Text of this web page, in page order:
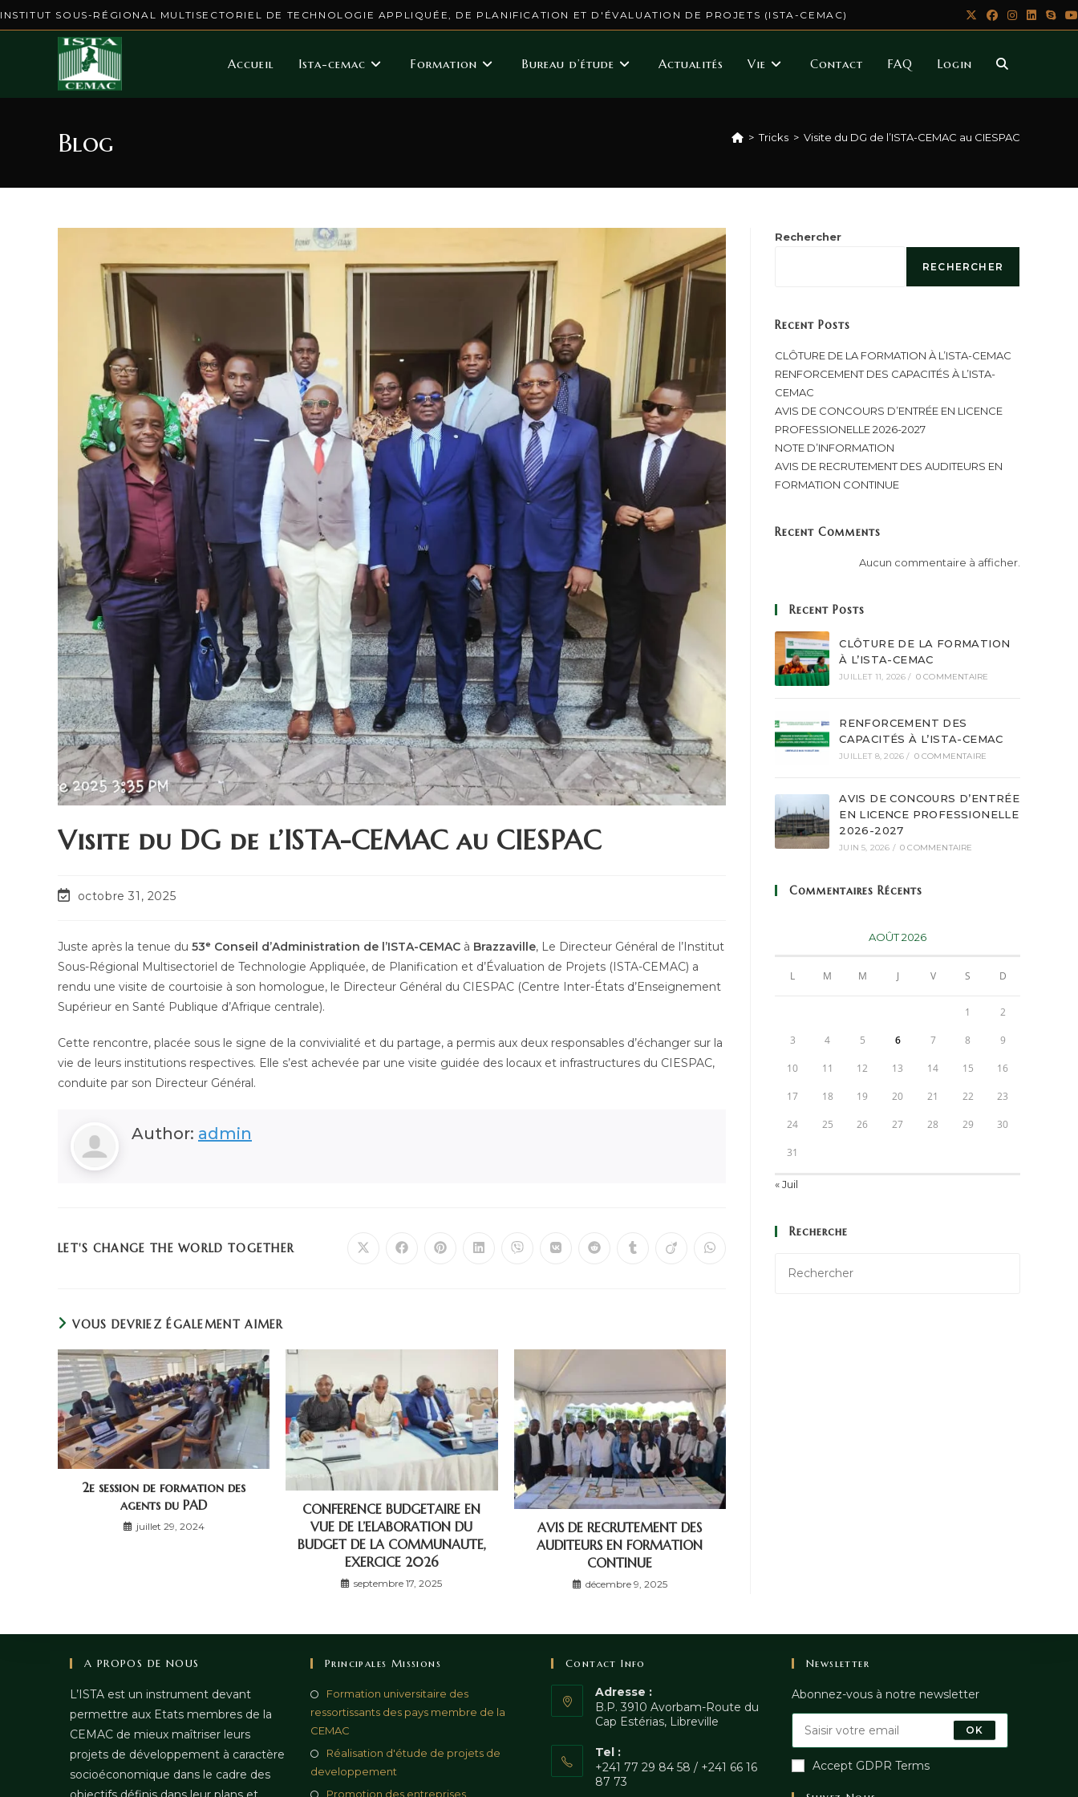
INSTITUT SOUS-RÉGIONAL MULTISECTORIEL DE TECHNOLOGIE APPLIQUÉE, DE PLANIFICATION ET D'ÉVALUATION DE PROJETS (ISTA-CEMAC)
Accueil Ista-cemac Formation Bureau d’étude Actualités Vie Contact FAQ Login
Blog > Tricks > Visite du DG de l’ISTA-CEMAC au CIESPAC
Visite du DG de l’ISTA-CEMAC au CIESPAC
octobre 31, 2025
Juste après la tenue du 53ᵉ Conseil d’Administration de l’ISTA-CEMAC à Brazzaville, Le Directeur Général de l’Institut
Sous-Régional Multisectoriel de Technologie Appliquée, de Planification et d’Évaluation de Projets (ISTA-CEMAC) a
rendu une visite de courtoisie à son homologue, le Directeur Général du CIESPAC (Centre Inter-États d’Enseignement
Supérieur en Santé Publique d’Afrique centrale).
Cette rencontre, placée sous le signe de la convivialité et du partage, a permis aux deux responsables d’échanger sur la
vie de leurs institutions respectives. Elle s’est achevée par une visite guidée des locaux et infrastructures du CIESPAC,
conduite par son Directeur Général.
Author: admin
LET'S CHANGE THE WORLD TOGETHER
VOUS DEVRIEZ ÉGALEMENT AIMER
2e session de formation des
agents du PAD
juillet 29, 2024
CONFERENCE BUDGETAIRE EN
VUE DE L’ELABORATION DU
BUDGET DE LA COMMUNAUTE,
EXERCICE 2026
septembre 17, 2025
AVIS DE RECRUTEMENT DES
AUDITEURS EN FORMATION
CONTINUE
décembre 9, 2025
Rechercher
RECHERCHER
Recent Posts
CLÔTURE DE LA FORMATION À L’ISTA-CEMAC
RENFORCEMENT DES CAPACITÉS À L’ISTA-
CEMAC
AVIS DE CONCOURS D’ENTRÉE EN LICENCE
PROFESSIONELLE 2026-2027
NOTE D’INFORMATION
AVIS DE RECRUTEMENT DES AUDITEURS EN
FORMATION CONTINUE
Recent Comments
Aucun commentaire à afficher.
Recent Posts
CLÔTURE DE LA FORMATION
À L’ISTA-CEMAC
JUILLET 11, 2026 / 0 COMMENTAIRE
RENFORCEMENT DES
CAPACITÉS À L’ISTA-CEMAC
JUILLET 8, 2026 / 0 COMMENTAIRE
AVIS DE CONCOURS D’ENTRÉE
EN LICENCE PROFESSIONELLE
2026-2027
JUIN 5, 2026 / 0 COMMENTAIRE
Commentaires Récents
AOÛT 2026
L M M J V S D
1 2
3 4 5 6 7 8 9
10 11 12 13 14 15 16
17 18 19 20 21 22 23
24 25 26 27 28 29 30
31
« Juil
Recherche
A PROPOS DE NOUS
L’ISTA est un instrument devant
permettre aux Etats membres de la
CEMAC de mieux maîtriser leurs
projets de développement à caractère
socioéconomique dans le cadre des
Principales Missions
Formation universitaire des
ressortissants des pays membre de la
CEMAC
Réalisation d'étude de projets de
developpement
Promotion des entreprises
Contact Info
Adresse :
B.P. 3910 Avorbam-Route du
Cap Estérias, Libreville
Tel :
+241 77 29 84 58 / +241 66 16
87 73
Newsletter
Abonnez-vous à notre newsletter
OK
Accept GDPR Terms